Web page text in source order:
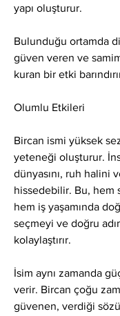
yapı oluşturur.
Bulunduğu ortamda
güven veren ve
kuran bir etki
Olumlu Etkileri
Bircan ismi yüksek
yeteneği oluşturur.
dünyasını, ruh halini
hissedebilir. Bu, hem
hem iş yaşamında
seçmeyi ve doğru
kolaylaştırır.
İsim aynı zamanda
verir. Bircan çoğu
güvenen, verdiği